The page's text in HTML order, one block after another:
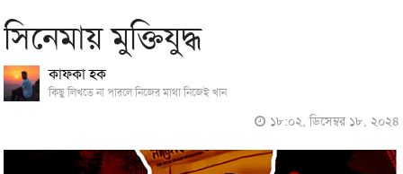
সিনেমায় মুক্তিযুদ্ধ
কাফকা হক
কিছু লিখতে না পারলে নিজের মাথা নিজেই খান
১৮:০২, ডিসেম্বর ১৮, ২০২৪